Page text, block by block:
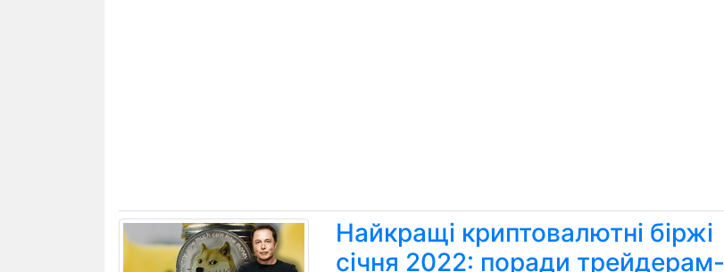
Найкращі криптовалютні біржі
січня 2022: поради трейдерам-